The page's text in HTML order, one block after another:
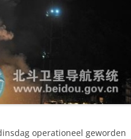
operationeel geworden